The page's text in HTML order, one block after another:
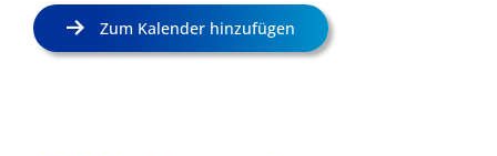
Zum Kalender hinzufügen